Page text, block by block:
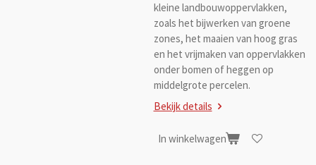
kleine landbouwoppervlakken,
zoals het bijwerken van groene
zones, het maaien van hoog gras
en het vrijmaken van oppervlakken
onder bomen of heggen op
middelgrote percelen.
Bekijk details
In winkelwagen